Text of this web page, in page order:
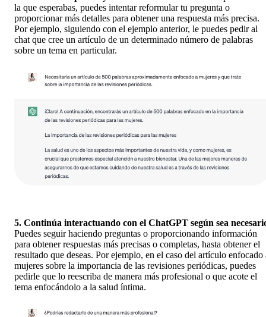
la que esperabas, puedes intentar reformular tu pregunta o
proporcionar más detalles para obtener una respuesta más precisa.
Por ejemplo, siguiendo con el ejemplo anterior, le puedes pedir al
chat que cree un artículo de un determinado número de palabras
sobre un tema en particular.
5. Continúa interactuando con el ChatGPT según sea
Puedes seguir haciendo preguntas o proporcionando información
para obtener respuestas más precisas o completas, hasta obtener el
resultado que deseas. Por ejemplo, en el caso del artículo enfocado
mujeres sobre la importancia de las revisiones periódicas, puedes
pedirle que lo reescriba de manera más profesional o que acote el
tema enfocándolo a la salud íntima.